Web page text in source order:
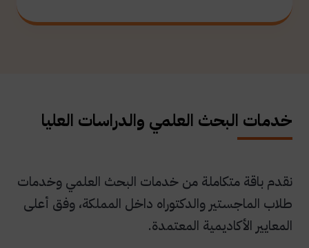
خدمات البحث العلمي والدراسات العليا
نقدم باقة متكاملة من خدمات البحث العلمي وخدمات
طلاب الماجستير والدكتوراه داخل المملكة، وفق أعلى
المعايير الأكاديمية المعتمدة.